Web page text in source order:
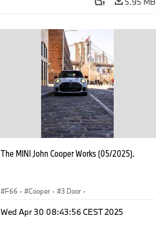
The MINI John Cooper Works (05/2025).
F66 · Cooper · 3 Door ·
Wed Apr 30 08:43:56 CEST 2025